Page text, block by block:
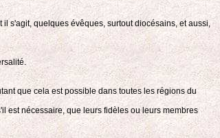
s'agit, quelques évêques, surtout diocésains, et aussi,
que cela est possible dans toutes les régions du
est nécessaire, que leurs fidèles ou leurs membres